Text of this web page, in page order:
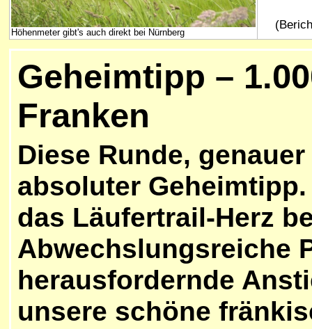
Höhenmeter gibt's auch direkt bei Nürnberg
Geheimtipp –
Franken
Diese Runde,
absoluter
das Läufertrail-Herz
Abwechslungsreiche
herausfordernde
unsere schöne